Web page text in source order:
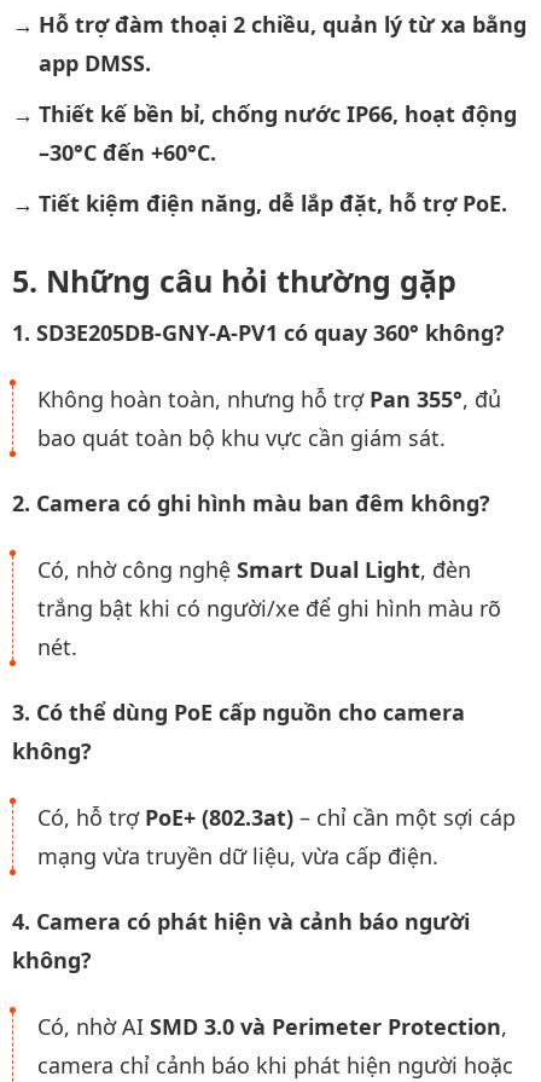
Hỗ trợ đàm thoại 2 chiều, quản lý từ xa bằng
app DMSS.
Thiết kế bền bỉ, chống nước IP66, hoạt động
–30°C đến +60°C.
Tiết kiệm điện năng, dễ lắp đặt, hỗ trợ PoE.
Những câu hỏi thường gặp
1. SD3E205DB-GNY-A-PV1 có quay 360° không?
Không hoàn toàn, nhưng hỗ trợ Pan 355°, đủ
bao quát toàn bộ khu vực cần giám sát.
2. Camera có ghi hình màu ban đêm không?
Có, nhờ công nghệ Smart Dual Light, đèn
trắng bật khi có người/xe để ghi hình màu rõ
nét.
3. Có thể dùng PoE cấp nguồn cho camera
không?
Có, hỗ trợ PoE+ (802.3at) – chỉ cần một sợi cáp
mạng vừa truyền dữ liệu, vừa cấp điện.
4. Camera có phát hiện và cảnh báo người
không?
Có, nhờ AI SMD 3.0 và Perimeter Protection,
camera chỉ cảnh báo khi phát hiện người hoặc